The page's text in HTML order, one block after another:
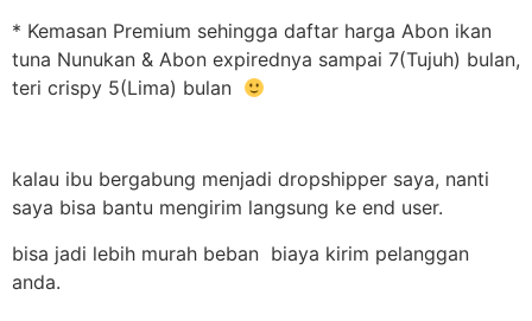
* Kemasan Premium sehingga daftar harga Abon ikan
tuna Nunukan & Abon expirednya sampai 7(Tujuh) bulan,
teri crispy 5(Lima) bulan
kalau ibu bergabung menjadi dropshipper saya, nanti
saya bisa bantu mengirim langsung ke end user.
bisa jadi lebih murah beban biaya kirim pelanggan
anda.